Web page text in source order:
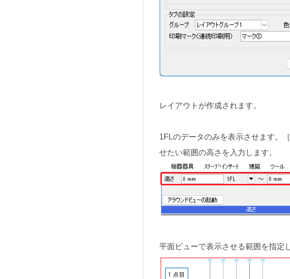
レイアウトが作成されます。
1FLのデータのみを表示させます。
せたい範囲の高さを入力します。
平面ビューで表示させる範囲を指定